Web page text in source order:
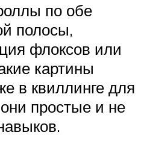
по обе
полосы,
флоксов или
картины
в квиллинге для
простые и не